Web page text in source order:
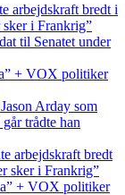
arbejdskraft bredt i
sker i Frankrig”
til Senatet under
+ VOX politiker
Arday som
trådte han
arbejdskraft bredt
sker i Frankrig”
+ VOX politiker